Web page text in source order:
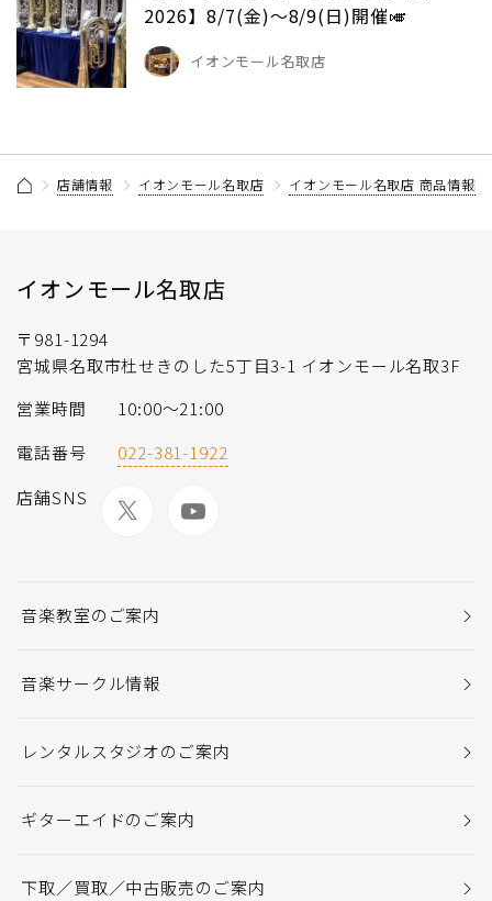
2026】8/7(金)～8/9(日)開催🎺
イオンモール名取店
店舗情報 イオンモール名取店 イオンモール名取店 商品情報
イオンモール名取店
〒981-1294
宮城県名取市杜せきのした5丁目3-1 イオンモール名取3F
営業時間
10:00～21:00
電話番号
022-381-1922
店舗SNS
音楽教室のご案内
音楽サークル情報
レンタルスタジオのご案内
ギターエイドのご案内
下取／買取／中古販売のご案内